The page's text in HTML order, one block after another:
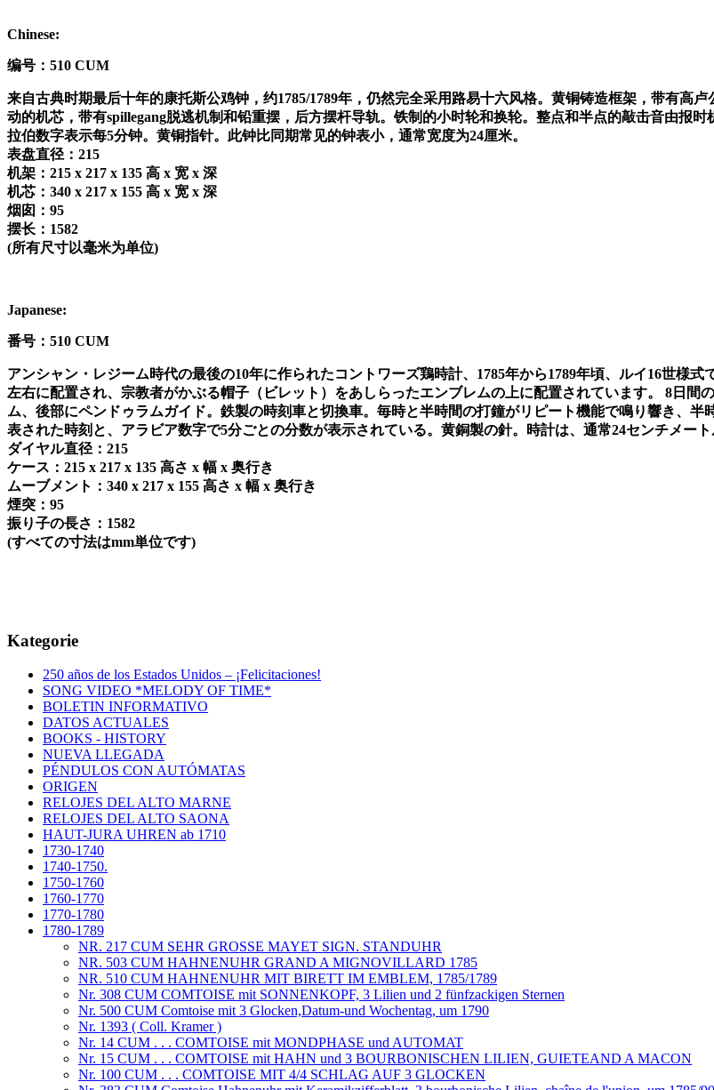
Chinese:
编号： 510 CUM
来自古典时期最后十年的康托斯公鸡钟，约1785/1789年，仍然完全采用路易十六风格。黄铜铸造框架，带有高
动的机芯，带有spillegang脱逃机制和铅重摆，后方摆杆导轨。铁制的小时轮和换轮。整点和半点的敲击音由报时
拉伯数字表示每5分钟。黄铜指针。此钟比同期常见的钟表小，通常宽度为24厘米。
表盘直径： 215
机架： 215 x 217 x 135 高 x 宽 x 深
机芯： 340 x 217 x 155 高 x 宽 x 深
烟囱： 95
摆长： 1582
(所有尺寸以毫米为单位)
Japanese:
番号： 510 CUM
アンシャン ・レジーム時代の最後の10年に作られたコントワーズ鶏時計、 1785年から1789年頃、ルイ16世様式
左右に配置され、宗教者がかぶる帽子（ビレット）をあしらったエンブレムの上に配置されています。
8 日間
ム、後部にペンドゥラムガイド。鉄製の時刻車と切換車。毎時と半時間の打鐘がリピート機能で鳴り響き、
表された時刻と、アラビア数字で5分ごとの分数が表示されている。黄銅製の針。時計は、通常24センチメー
ダイヤル直径： 215
ケース： 215 x 217 x 135 高さ x 幅 x 奥行き
ムーブメント： 340 x 217 x 155 高さ x 幅 x 奥行き
煙突： 95
振り子の長さ： 1582
(すべての寸法はmm単位です)
Kategorie
250 años de los Estados Unidos – ¡Felicitaciones!
SONG VIDEO *MELODY OF TIME*
BOLETIN INFORMATIVO
DATOS ACTUALES
BOOKS - HISTORY
NUEVA LLEGADA
PÉNDULOS CON AUTÓMATAS
ORIGEN
RELOJES DEL ALTO MARNE
RELOJES DEL ALTO SAONA
HAUT-JURA UHREN ab 1710
1730-1740
1740-1750.
1750-1760
1760-1770
1770-1780
1780-1789
NR. 217 CUM SEHR GROSSE MAYET SIGN. STANDUHR
NR. 503 CUM HAHNENUHR GRAND A MIGNOVILLARD 1785
NR. 510 CUM HAHNENUHR MIT BIRETT IM EMBLEM, 1785/1789
Nr. 308 CUM COMTOISE mit SONNENKOPF, 3 Lilien und 2 fünfzackigen Sternen
Nr. 500 CUM Comtoise mit 3 Glocken,Datum-und Wochentag, um 1790
Nr. 1393 ( Coll. Kramer )
Nr. 14 CUM . . . COMTOISE mit MONDPHASE und AUTOMAT
Nr. 15 CUM . . . COMTOISE mit HAHN und 3 BOURBONISCHEN LILIEN, GUIETEAND A MACON
Nr. 100 CUM . . . COMTOISE MIT 4/4 SCHLAG AUF 3 GLOCKEN